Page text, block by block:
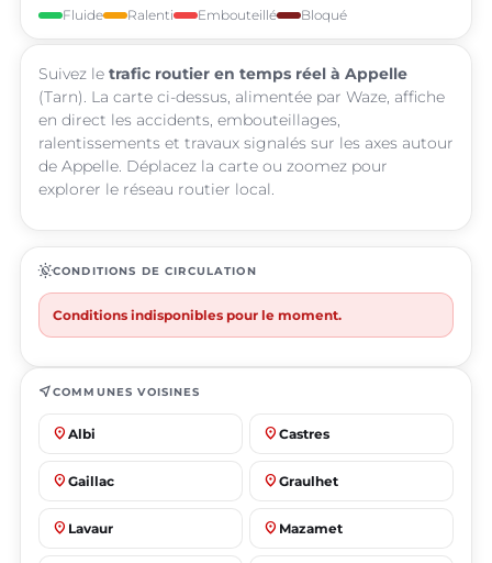
Fluide Ralenti Embouteillé Bloqué
Suivez le trafic routier en temps réel à Appelle
(Tarn). La carte ci-dessus, alimentée par Waze, affiche
en direct les accidents, embouteillages,
ralentissements et travaux signalés sur les axes autour
de Appelle. Déplacez la carte ou zoomez pour
explorer le réseau routier local.
routineCONDITIONS DE CIRCULATION
Conditions indisponibles pour le moment.
near_meCOMMUNES VOISINES
place Albi place Castres
place Gaillac place Graulhet
place Lavaur place Mazamet